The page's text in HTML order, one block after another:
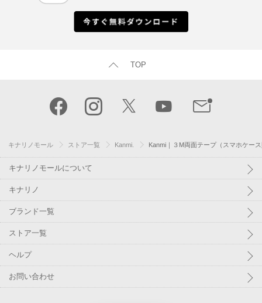
TOP
キナリノモール ストア一覧 Kanmi. Kanmi｜３M両面テープ（スマホケー
キナリノモールについて
キナリノ
ブランド一覧
ストア一覧
ヘルプ
お問い合わせ